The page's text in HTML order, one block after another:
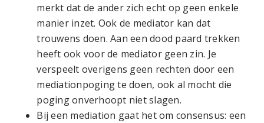
merkt dat de ander zich echt op geen enkele
manier inzet. Ook de mediator kan dat
trouwens doen. Aan een dood paard trekken
heeft ook voor de mediator geen zin. Je
verspeelt overigens geen rechten door een
mediationpoging te doen, ook al mocht die
poging onverhoopt niet slagen.
Bij een mediation gaat het om consensus: een